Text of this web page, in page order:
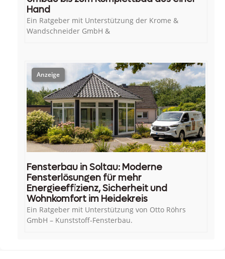
Hand
Ein Ratgeber mit Unterstützung der Krome &
Wandschneider GmbH &
Fensterbau in Soltau: Moderne
Fensterlösungen für mehr
Energieeffizienz, Sicherheit und
Wohnkomfort im Heidekreis
Ein Ratgeber mit Unterstützung von Otto Röhrs
GmbH – Kunststoff-Fensterbau.